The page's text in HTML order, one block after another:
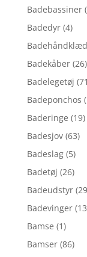
Badebassiner
Badedyr (4)
Badekåber (26)
Badelegetøj
Badeponchos
Baderinge (19)
Badesjov (63)
Badeslag (5)
Badetøj (26)
Badeudstyr
Badevinger
Bamse (1)
Bamser (86)